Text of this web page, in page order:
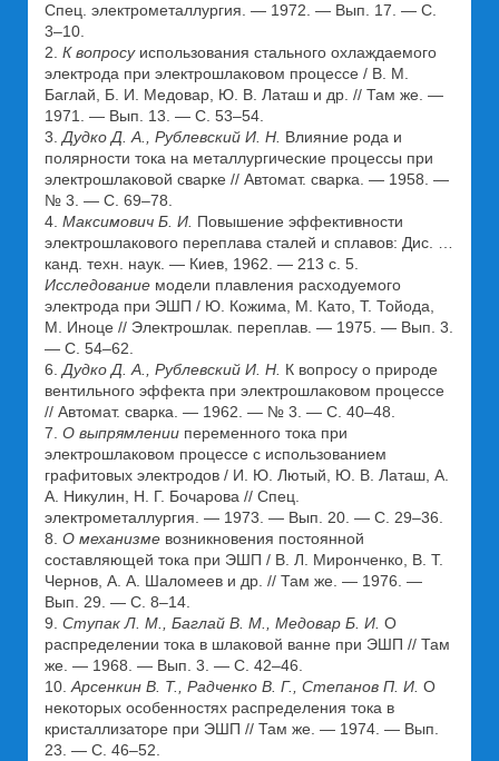
Спец. электрометаллургия. — 1972. — Вып. 17. — С.
3–10.
2. К вопросуиспользования стального охлаждаемого
электрода при электрошлаковом процессе / В. М.
Баглай, Б. И. Медовар, Ю. В. Латаш и др. // Там же. —
1971. — Вып. 13. — С. 53–54.
3. Дудко Д. А., Рублевский И. Н. Влияние рода и
полярности тока на металлургические процессы при
электрошлаковой сварке // Автомат. сварка. — 1958. —
№ 3. — С. 69–78.
4. Максимович Б. И. Повышение эффективности
электрошлакового переплава сталей и сплавов: Дис. …
канд. техн. наук. — Киев, 1962. — 213 с. 5.
Исследование модели плавления расходуемого
электрода при ЭШП / Ю. Кожима, М. Като, Т. Тойода,
М. Иноце // Электрошлак. переплав. — 1975. — Вып. 3.
— С. 54–62.
6. Дудко Д. А., Рублевский И. Н. К вопросу о природе
вентильного эффекта при электрошлаковом процессе
// Автомат. сварка. — 1962. — № 3. — С. 40–48.
7. О выпрямлении переменного тока при
электрошлаковом процессе с использованием
графитовых электродов / И. Ю. Лютый, Ю. В. Латаш, А.
А. Никулин, Н. Г. Бочарова // Спец.
электрометаллургия. — 1973. — Вып. 20. — С. 29–36.
8. О механизме возникновения постоянной
составляющей тока при ЭШП / В. Л. Миронченко, В. Т.
Чернов, А. А. Шаломеев и др. // Там же. — 1976. —
Вып. 29. — С. 8–14.
9. Ступак Л. М., Баглай В. М., Медовар Б. И. О
распределении тока в шлаковой ванне при ЭШП // Там
же. — 1968. — Вып. 3. — С. 42–46.
10. Арсенкин В. Т., Радченко В. Г., Степанов П. И. О
некоторых особенностях распределения тока в
кристаллизаторе при ЭШП // Там же. — 1974. — Вып.
23. — С. 46–52.